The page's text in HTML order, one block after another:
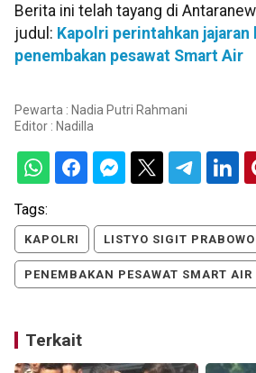
Berita ini telah tayang di
judul: Kapolri perintahkan jajaran
penembakan pesawat Smart Air
Pewarta : Nadia Putri Rahmani
Editor : Nadilla
Tags:
KAPOLRI LISTYO SIGIT PRABOWO
PENEMBAKAN PESAWAT SMART AIR
Terkait